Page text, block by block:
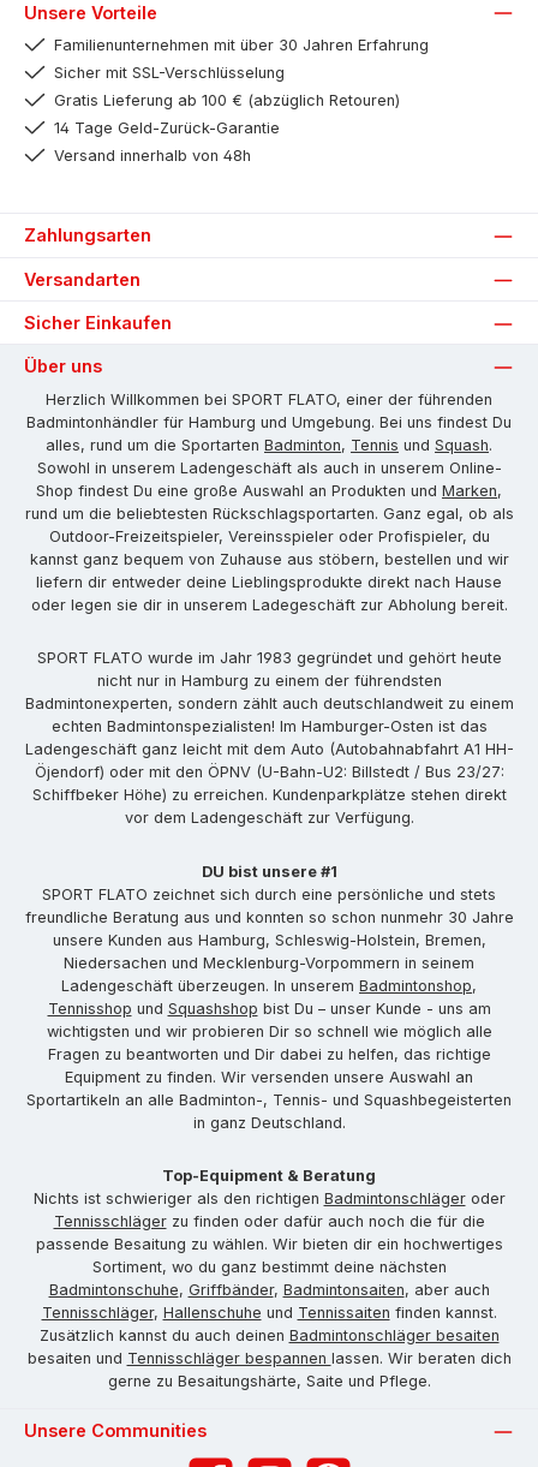
Unsere Vorteile
Familienunternehmen mit über 30 Jahren Erfahrung
Sicher mit SSL-Verschlüsselung
Gratis Lieferung ab 100 € (abzüglich Retouren)
14 Tage Geld-Zurück-Garantie
Versand innerhalb von 48h
Zahlungsarten
Versandarten
Sicher Einkaufen
Über uns
Herzlich Willkommen bei SPORT FLATO, einer der führenden
Badmintonhändler für Hamburg und Umgebung. Bei uns findest Du
alles, rund um die Sportarten Badminton, Tennis und Squash.
Sowohl in unserem Ladengeschäft als auch in unserem Online-
Shop findest Du eine große Auswahl an Produkten und Marken,
rund um die beliebtesten Rückschlagsportarten. Ganz egal, ob als
Outdoor-Freizeitspieler, Vereinsspieler oder Profispieler, du
kannst ganz bequem von Zuhause aus stöbern, bestellen und wir
liefern dir entweder deine Lieblingsprodukte direkt nach Hause
oder legen sie dir in unserem Ladegeschäft zur Abholung bereit.
SPORT FLATO wurde im Jahr 1983 gegründet und gehört heute
nicht nur in Hamburg zu einem der führendsten
Badmintonexperten, sondern zählt auch deutschlandweit zu einem
echten Badmintonspezialisten! Im Hamburger-Osten ist das
Ladengeschäft ganz leicht mit dem Auto (Autobahnabfahrt A1 HH-
Öjendorf) oder mit den ÖPNV (U-Bahn-U2: Billstedt / Bus 23/27:
Schiffbeker Höhe) zu erreichen. Kundenparkplätze stehen direkt
vor dem Ladengeschäft zur Verfügung.
DU bist unsere #1
SPORT FLATO zeichnet sich durch eine persönliche und stets
freundliche Beratung aus und konnten so schon nunmehr 30 Jahre
unsere Kunden aus Hamburg, Schleswig-Holstein, Bremen,
Niedersachen und Mecklenburg-Vorpommern in seinem
Ladengeschäft überzeugen. In unserem Badmintonshop,
Tennisshop und Squashshop bist Du – unser Kunde - uns am
wichtigsten und wir probieren Dir so schnell wie möglich alle
Fragen zu beantworten und Dir dabei zu helfen, das richtige
Equipment zu finden. Wir versenden unsere Auswahl an
Sportartikeln an alle Badminton-, Tennis- und Squashbegeisterten
in ganz Deutschland.
Top-Equipment & Beratung
Nichts ist schwieriger als den richtigen Badmintonschlägeroder
Tennisschlägerzu finden oder dafür auch noch die für die
passende Besaitung zu wählen. Wir bieten dir ein hochwertiges
Sortiment, wo du ganz bestimmt deine nächsten
Badmintonschuhe, Griffbänder, Badmintonsaiten, aber auch
Tennisschläger, Hallenschuhe und Tennissaiten finden kannst.
Zusätzlich kannst du auch deinen Badmintonschläger besaiten
besaiten und Tennisschläger bespannen lassen. Wir beraten dich
gerne zu Besaitungshärte, Saite und Pflege.
Unsere Communities